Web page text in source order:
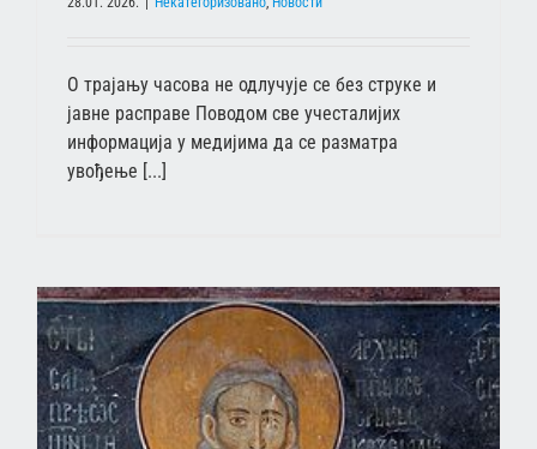
О трајању часова не одлучује се без струке и
јавне расправе Поводом све учесталијих
информација у медијима да се разматра
увођење [...]